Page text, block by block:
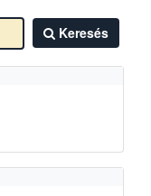
Keresés